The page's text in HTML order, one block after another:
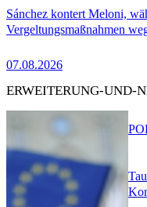
Sánchez kontert Meloni,
Vergeltungsmaßnahmen
07.08.2026
ERWEITERUNG-UND-